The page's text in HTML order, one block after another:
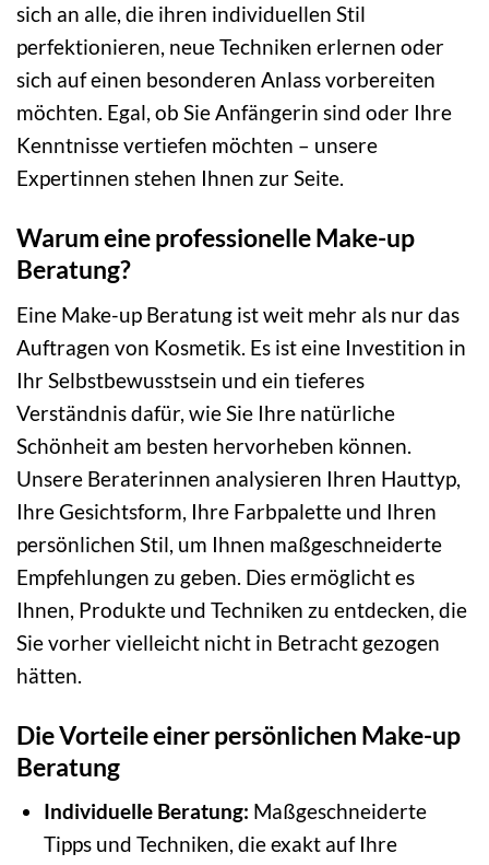
sich an alle, die ihren individuellen Stil
perfektionieren, neue Techniken erlernen oder
sich auf einen besonderen Anlass vorbereiten
möchten. Egal, ob Sie Anfängerin sind oder Ihre
Kenntnisse vertiefen möchten – unsere
Expertinnen stehen Ihnen zur Seite.
Warum eine professionelle Make-up
Beratung?
Eine Make-up Beratung ist weit mehr als nur das
Auftragen von Kosmetik. Es ist eine Investition in
Ihr Selbstbewusstsein und ein tieferes
Verständnis dafür, wie Sie Ihre natürliche
Schönheit am besten hervorheben können.
Unsere Beraterinnen analysieren Ihren Hauttyp,
Ihre Gesichtsform, Ihre Farbpalette und Ihren
persönlichen Stil, um Ihnen maßgeschneiderte
Empfehlungen zu geben. Dies ermöglicht es
Ihnen, Produkte und Techniken zu entdecken, die
Sie vorher vielleicht nicht in Betracht gezogen
hätten.
Die Vorteile einer persönlichen Make-up
Beratung
Individuelle Beratung: Maßgeschneiderte
Tipps und Techniken, die exakt auf Ihre